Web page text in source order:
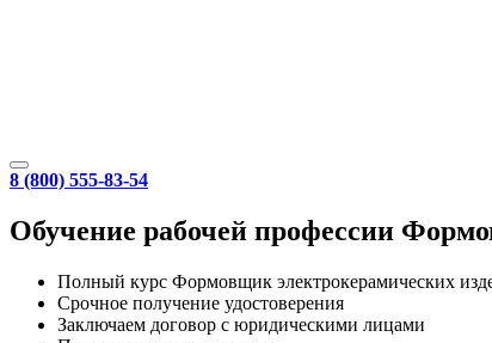
8 (800) 555-83-54
Обучение рабочей профессии
Полный курс Формовщик электрокерамических
Срочное получение удостоверения
Заключаем договор с юридическими лицами